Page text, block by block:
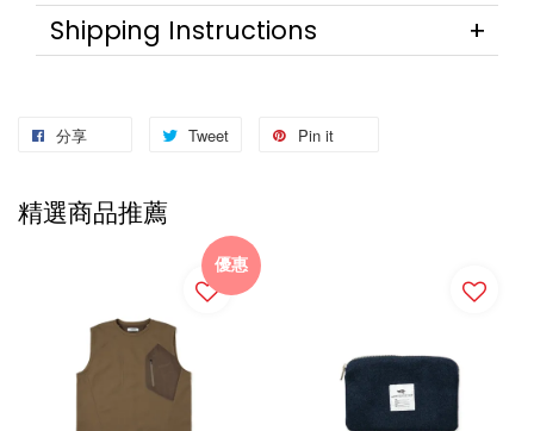
Shipping Instructions
分享 Tweet Pin it
精選商品推薦
優惠